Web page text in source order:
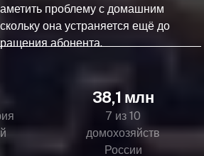
проблему с домашним
она устраняется ещё до
абонента.
38,1 млн
7 из 10
домохозяйств
России